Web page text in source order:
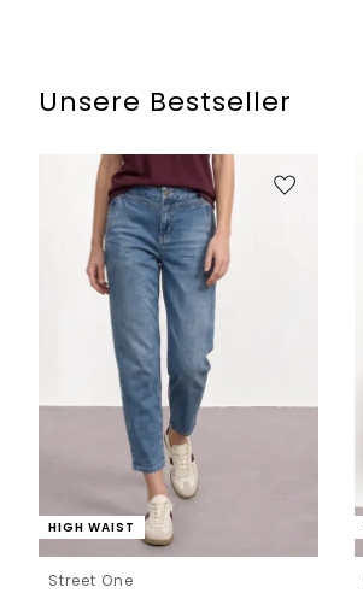
Unsere Bestseller
HIGH WAIST
Street One